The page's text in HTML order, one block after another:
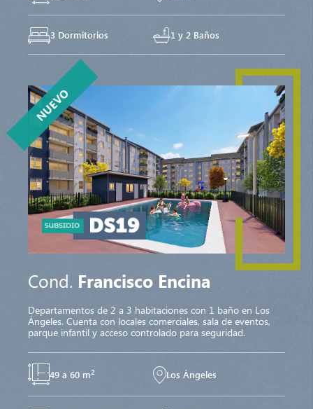
3 Dormitorios 1 y 2 Baños
NUEVO
Cond. Francisco Encina
Departamentos de 2 a 3 habitaciones con 1 baño en Los
Ángeles. Cuenta con locales comerciales, sala de eventos,
parque infantil y acceso controlado para seguridad.
49 a 60 m2 Los Ángeles